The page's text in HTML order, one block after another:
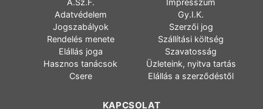
Á.Sz.F.
Impresszum
Adatvédelem
Gy.I.K.
Jogszabályok
Szerzői jog
Rendelés menete
Szállítási költség
Elállás joga
Szavatosság
Hasznos tanácsok
Üzleteink, nyitva tartás
Csere
Elállás a szerződéstől
KAPCSOLAT